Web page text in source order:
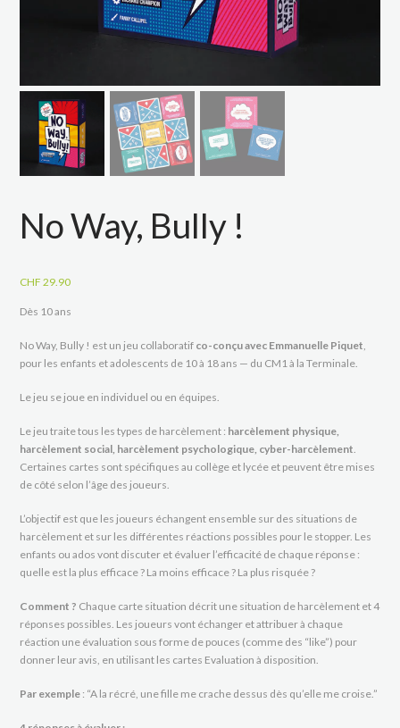
No Way, Bully !
CHF 29.90
Dès 10 ans
No Way, Bully ! est un jeu collaboratif co-conçu avec Emmanuelle Piquet
pour les enfants et adolescents de 10 à 18 ans — du CM1 à la Terminale.
Le jeu se joue en individuel ou en équipes.
Le jeu traite tous les types de harcèlement : harcèlement physique,
harcèlement social, harcèlement psychologique, cyber-harcèlement
Certaines cartes sont spécifiques au collège et lycée et peuvent être mises
de côté selon l’âge des joueurs.
L’objectif est que les joueurs échangent ensemble sur des situations de
harcèlement et sur les différentes réactions possibles pour le stopper. Les
enfants ou ados vont discuter et évaluer l’efficacité de chaque réponse :
quelle est la plus efficace ? La moins efficace ? La plus risquée ?
Comment ? Chaque carte situation décrit une situation de harcèlement et 4
réponses possibles. Les joueurs vont échanger et attribuer à chaque
réaction une évaluation sous forme de pouces (comme des “like”) pour
donner leur avis, en utilisant les cartes Evaluation à disposition.
Par exemple : “A la récré, une fille me crache dessus dès qu’elle me croise.”